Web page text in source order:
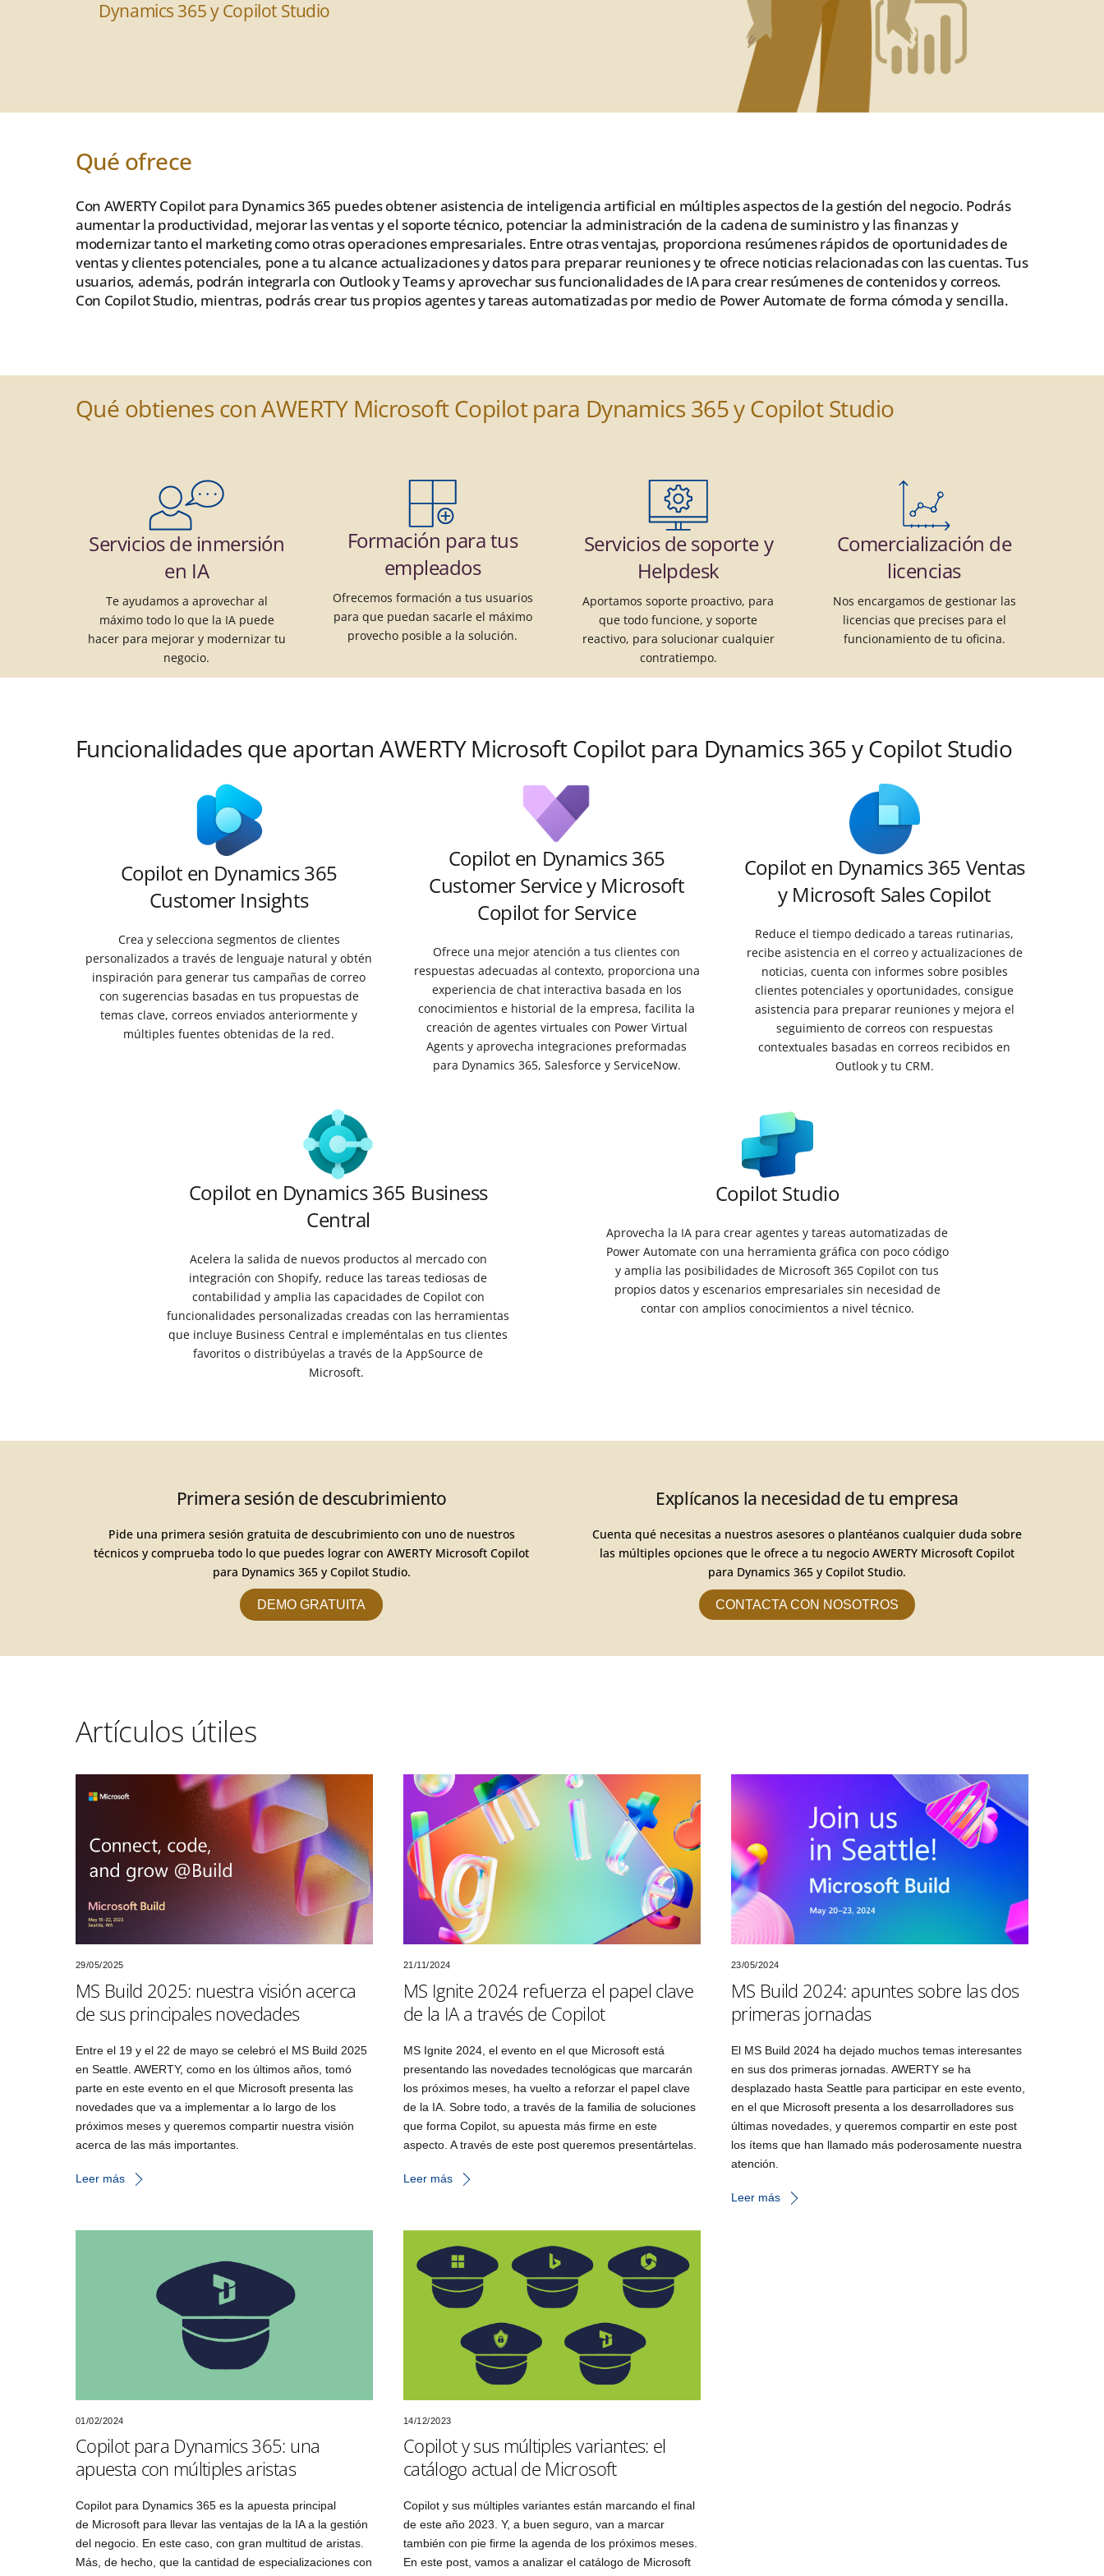
Dynamics 365 y Copilot Studio
Qué ofrece
Con AWERTY Copilot para Dynamics 365 puedes obtener asistencia de inteligencia artificial en múltiples aspectos de la gestión del negocio. Podrás
aumentar la productividad, mejorar las ventas y el soporte técnico, potenciar la administración de la cadena de suministro y las finanzas y
modernizar tanto el marketing como otras operaciones empresariales. Entre otras ventajas, proporciona resúmenes rápidos de oportunidades de
ventas y clientes potenciales, pone a tu alcance actualizaciones y datos para preparar reuniones y te ofrece noticias relacionadas con las cuentas. Tus
usuarios, además, podrán integrarla con Outlook y Teams y aprovechar sus funcionalidades de IA para crear resúmenes de contenidos y correos.
Con Copilot Studio, mientras, podrás crear tus propios agentes y tareas automatizadas por medio de Power Automate de forma cómoda y sencilla.
Qué obtienes con AWERTY Microsoft Copilot para Dynamics 365 y Copilot Studio
Servicios de inmersión
en IA
Te ayudamos a aprovechar al
máximo todo lo que la IA puede
hacer para mejorar y modernizar tu
negocio.
Formación para tus
empleados
Ofrecemos formación a tus usuarios
para que puedan sacarle el máximo
provecho posible a la solución.
Servicios de soporte y
Helpdesk
Aportamos soporte proactivo, para
que todo funcione, y soporte
reactivo, para solucionar cualquier
contratiempo.
Comercialización de
licencias
Nos encargamos de gestionar las
licencias que precises para el
funcionamiento de tu oficina.
Funcionalidades que aportan AWERTY Microsoft Copilot para Dynamics 365 y Copilot Studio
Copilot en Dynamics 365
Customer Insights
Crea y selecciona segmentos de clientes
personalizados a través de lenguaje natural y obtén
inspiración para generar tus campañas de correo
con sugerencias basadas en tus propuestas de
temas clave, correos enviados anteriormente y
múltiples fuentes obtenidas de la red.
Copilot en Dynamics 365
Customer Service y Microsoft
Copilot for Service
Ofrece una mejor atención a tus clientes con
respuestas adecuadas al contexto, proporciona una
experiencia de chat interactiva basada en los
conocimientos e historial de la empresa, facilita la
creación de agentes virtuales con Power Virtual
Agents y aprovecha integraciones preformadas
para Dynamics 365, Salesforce y ServiceNow.
Copilot en Dynamics 365 Ventas
y Microsoft Sales Copilot
Reduce el tiempo dedicado a tareas rutinarias,
recibe asistencia en el correo y actualizaciones de
noticias, cuenta con informes sobre posibles
clientes potenciales y oportunidades, consigue
asistencia para preparar reuniones y mejora el
seguimiento de correos con respuestas
contextuales basadas en correos recibidos en
Outlook y tu CRM.
Copilot en Dynamics 365 Business
Central
Acelera la salida de nuevos productos al mercado con
integración con Shopify, reduce las tareas tediosas de
contabilidad y amplia las capacidades de Copilot con
funcionalidades personalizadas creadas con las herramientas
que incluye Business Central e impleméntalas en tus clientes
favoritos o distribúyelas a través de la AppSource de
Microsoft.
Copilot Studio
Aprovecha la IA para crear agentes y tareas automatizadas de
Power Automate con una herramienta gráfica con poco código
y amplia las posibilidades de Microsoft 365 Copilot con tus
propios datos y escenarios empresariales sin necesidad de
contar con amplios conocimientos a nivel técnico.
Primera sesión de descubrimiento
Pide una primera sesión gratuita de descubrimiento con uno de nuestros
técnicos y comprueba todo lo que puedes lograr con AWERTY Microsoft Copilot
para Dynamics 365 y Copilot Studio.
DEMO GRATUITA
Explícanos la necesidad de tu empresa
Cuenta qué necesitas a nuestros asesores o plantéanos cualquier duda sobre
las múltiples opciones que le ofrece a tu negocio AWERTY Microsoft Copilot
para Dynamics 365 y Copilot Studio.
CONTACTA CON NOSOTROS
Artículos útiles
29/05/2025
MS Build 2025: nuestra visión acerca
de sus principales novedades
Entre el 19 y el 22 de mayo se celebró el MS Build 2025
en Seattle. AWERTY, como en los últimos años, tomó
parte en este evento en el que Microsoft presenta las
novedades que va a implementar a lo largo de los
próximos meses y queremos compartir nuestra visión
acerca de las más importantes.
Leer más
21/11/2024
MS Ignite 2024 refuerza el papel clave
de la IA a través de Copilot
MS Ignite 2024, el evento en el que Microsoft está
presentando las novedades tecnológicas que marcarán
los próximos meses, ha vuelto a reforzar el papel clave
de la IA. Sobre todo, a través de la familia de soluciones
que forma Copilot, su apuesta más firme en este
aspecto. A través de este post queremos presentártelas.
Leer más
23/05/2024
MS Build 2024: apuntes sobre las dos
primeras jornadas
El MS Build 2024 ha dejado muchos temas interesantes
en sus dos primeras jornadas. AWERTY se ha
desplazado hasta Seattle para participar en este evento,
en el que Microsoft presenta a los desarrolladores sus
últimas novedades, y queremos compartir en este post
los ítems que han llamado más poderosamente nuestra
atención.
Leer más
01/02/2024
Copilot para Dynamics 365: una
apuesta con múltiples aristas
Copilot para Dynamics 365 es la apuesta principal
de Microsoft para llevar las ventajas de la IA a la gestión
del negocio. En este caso, con gran multitud de aristas.
Más, de hecho, que la cantidad de especializaciones con
14/12/2023
Copilot y sus múltiples variantes: el
catálogo actual de Microsoft
Copilot y sus múltiples variantes están marcando el final
de este año 2023. Y, a buen seguro, van a marcar
también con pie firme la agenda de los próximos meses.
En este post, vamos a analizar el catálogo de Microsoft